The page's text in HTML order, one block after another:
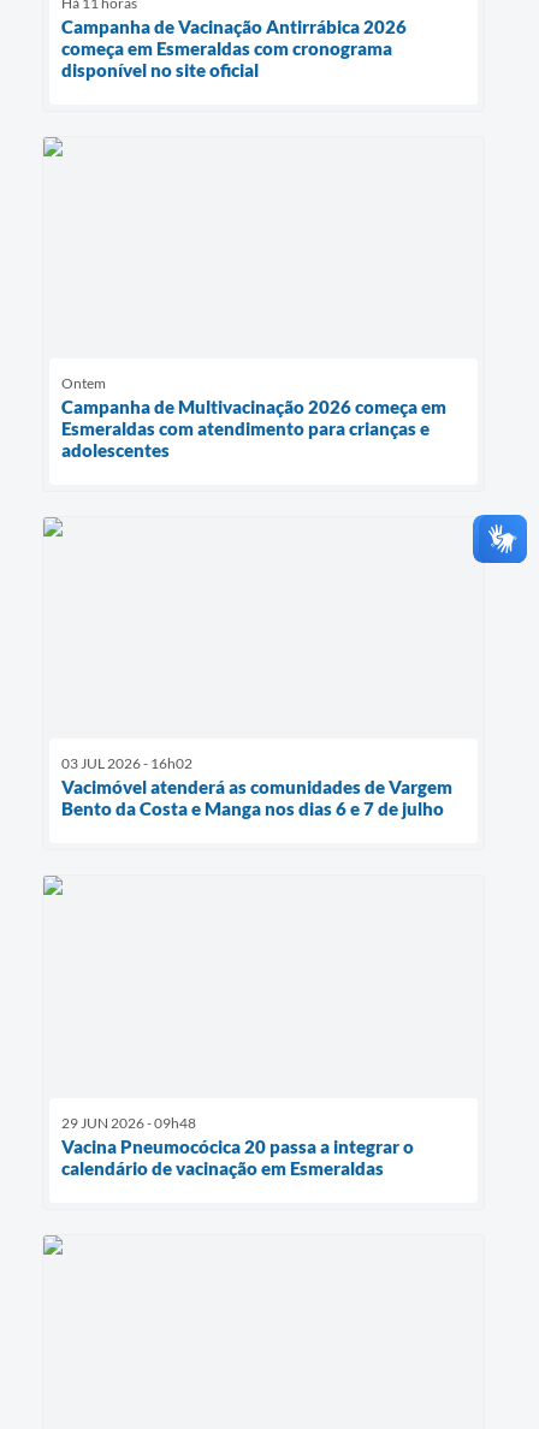
Campanha de Vacinação Antirrábica 2026
começa em Esmeraldas com cronograma
disponível no site oficial
Ontem
Campanha de Multivacinação 2026 começa em
Esmeraldas com atendimento para crianças e
adolescentes
03 JUL 2026 - 16h02
Vacimóvel atenderá as comunidades de Vargem
Bento da Costa e Manga nos dias 6 e 7 de julho
29 JUN 2026 - 09h48
Vacina Pneumocócica 20 passa a integrar o
calendário de vacinação em Esmeraldas